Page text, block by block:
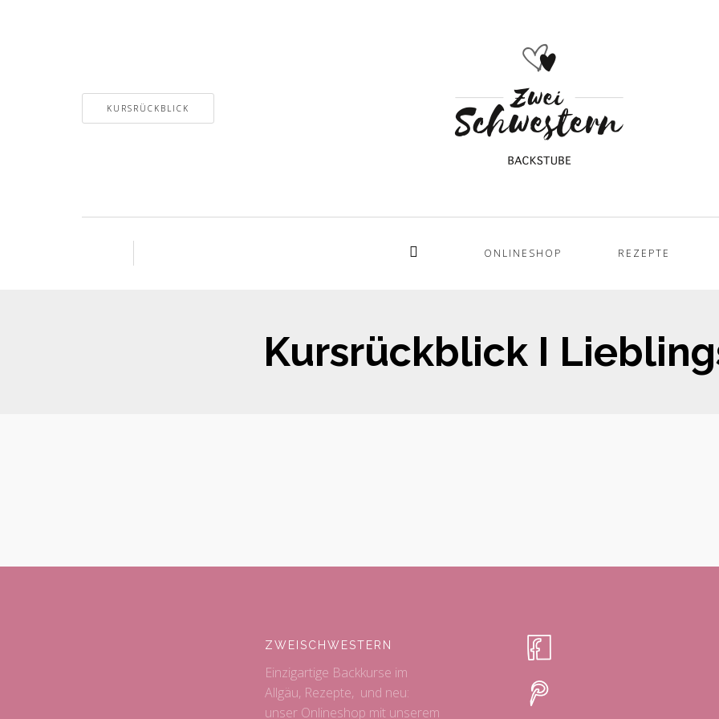
KURSRÜCKBLICK
ONLINESHOP REZEPTE
Kursrückblick I
ZWEISCHWESTERN
Einzigartige Backkurse im
Allgäu, Rezepte, und neu:
unser Onlineshop mit unserem